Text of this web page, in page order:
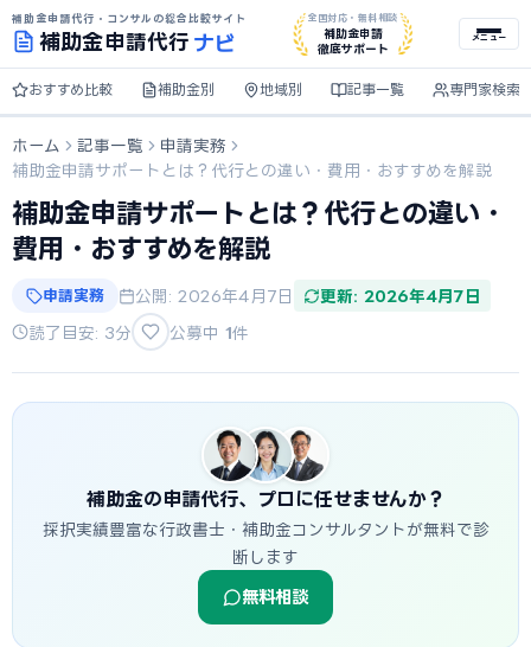
補助金申請代行・コンサルの総合比較サイト
補助金申請代行 ナビ
全国対応・無料相談
補助金申請
徹底サポート
メニュー
おすすめ比較 補助金別 地域別 記事一覧 専門家検索
ホーム 記事一覧
申請実務
補助金申請サポートとは？代行との違い・費用・おすすめを解説
補助金申請サポートとは？代行との違い・
費用・おすすめを解説
申請実務 公開: 2026年4月7日 更新: 2026年4月7日
読了目安: 3分 公募中 1件
補助金の申請代行、プロに任せませんか？
採択実績豊富な行政書士・補助金コンサルタントが無料で診
断します
無料相談